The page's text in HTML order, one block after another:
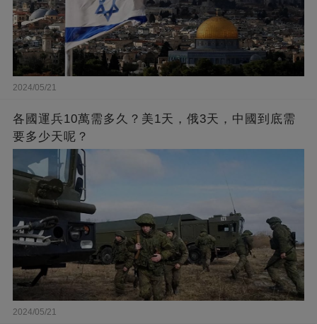
2024/05/21
各國運兵10萬需多久？美1天，俄3天，中國到底需
要多少天呢？
2024/05/21